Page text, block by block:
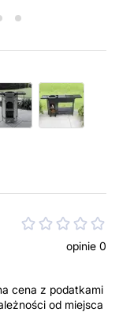
opinie 0
cena z podatkami
od miejsca